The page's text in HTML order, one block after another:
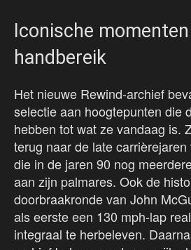
Iconische
handbereik
Het nieuwe Rewind-archief
selectie aan hoogtepunten die
hebben tot wat ze vandaag is.
terug naar de late
die in de jaren 90 nog
aan zijn palmares. Ook de
doorbraakronde van John
als eerste een 130 mph-lap
integraal te herbeleven.